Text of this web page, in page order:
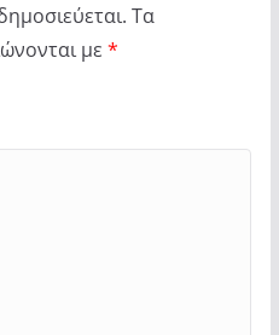
Τα
με *